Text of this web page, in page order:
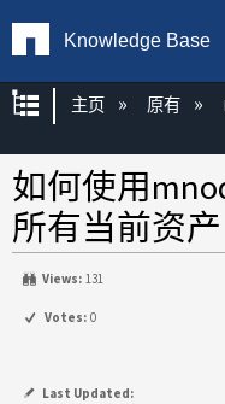
Knowledge Base
扩展/隐缩全局
主页 原有
如何使用
所有当前资产
Views: 131
Votes: 0
Last Updated: